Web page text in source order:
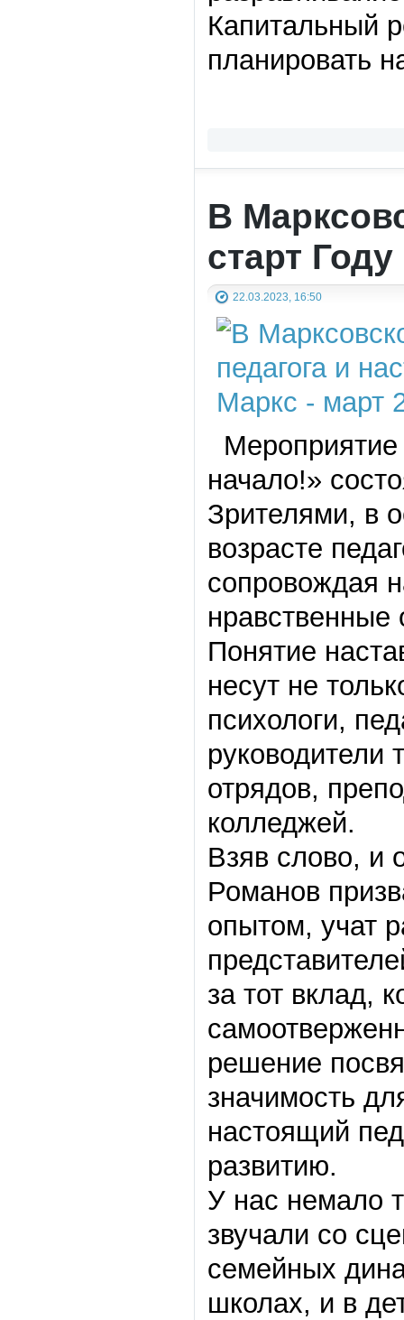
Капитальный
планировать
В
старт
22.03.2023, 16:50
начало!»
Зрителями, в
возрасте
сопровождая
Понятие
несут не
психологи,
руководители
отрядов,
колледжей.
Взяв слово, и
Романов
опытом, учат
за тот вклад,
решение
значимость
настоящий
развитию.
У нас немало
звучали со
семейных
школах, и в